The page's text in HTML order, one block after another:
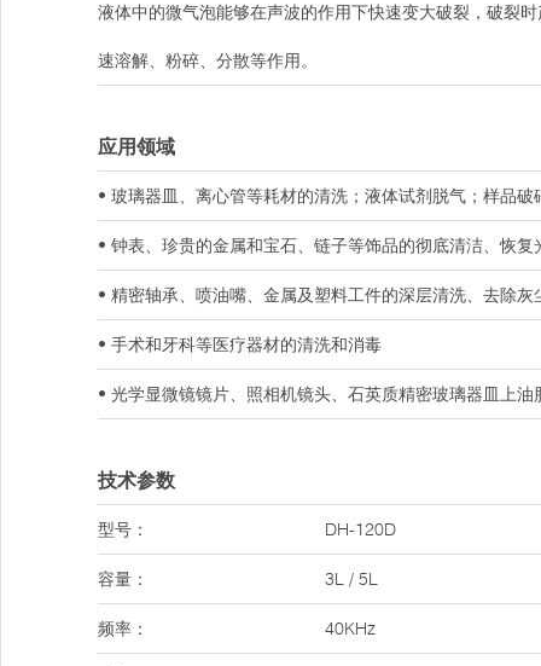
液体中的微气泡能够在声波的作用下快速变大破裂，破裂
速溶解、粉碎、分散等作用。
应用领域
• 玻璃器皿、离心管等耗材的清洗；液体试剂脱气；样品破
• 钟表、珍贵的金属和宝石、链子等饰品的彻底清洁、恢复
• 精密轴承、喷油嘴、金属及塑料工件的深层清洗、去除灰
• 手术和牙科等医疗器材的清洗和消毒
• 光学显微镜镜片、照相机镜头、石英质精密玻璃器皿上油
技术参数
型号： DH-120D
容量： 3L / 5L
频率： 40KHz